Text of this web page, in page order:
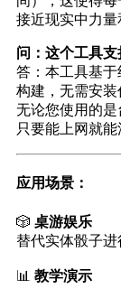
接近现实中力量
问：这个工具支
答：本工具基于
构建，无需安装
无论您使用的是
只要能上网就能
应用场景：
🎲 桌游娱乐
替代实体骰子进
📊 教学演示